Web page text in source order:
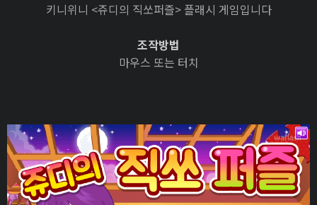
키니위니 <쥬디의 직쏘퍼즐> 플래시 게임입니다
조작방법
마우스 또는 터치